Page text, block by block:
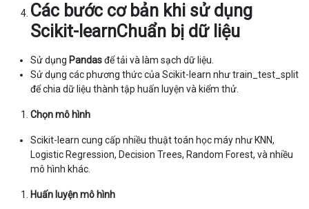
Các bước cơ bản khi sử dụng
Scikit-learnChuẩn bị dữ liệu
Sử dụng Pandasđể tải và làm sạch dữ liệu.
Sử dụng các phương thức của Scikit-learn như train_test_split
để chia dữ liệu thành tập huấn luyện và kiểm thử.
Chọn mô hình
Scikit-learn cung cấp nhiều thuật toán học máy như KNN,
Logistic Regression, Decision Trees, Random Forest, và nhiều
mô hình khác.
Huấn luyện mô hình